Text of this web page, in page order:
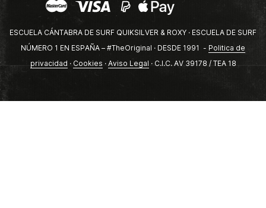
ESCUELA CÁNTABRA DE SURF QUIKSILVER & ROXY · ESCUELA DE SURF
NÚMERO 1 EN ESPAÑA – #TheOriginal · DESDE 1991 - Politica de
privacidad · Cookies · Aviso Legal · C.I.C. AV 39178 / TEA 18